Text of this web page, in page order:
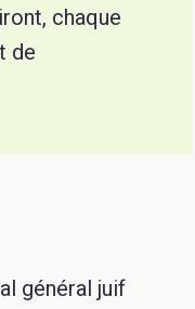
chaque
de
général juif